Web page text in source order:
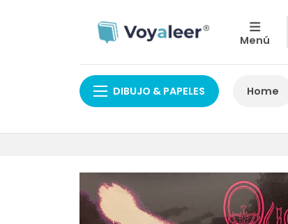
Menú
DIBUJO & PAPELES Home